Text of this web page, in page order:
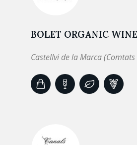
BOLET ORGANIC
Castellvi de la Marca